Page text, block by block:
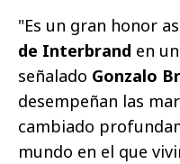
"Es un gran honor
de Interbrand en
señalado Gonzalo
desempeñan las
cambiado
mundo en el que